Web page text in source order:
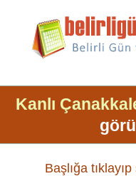
Kanlı
Başlığa